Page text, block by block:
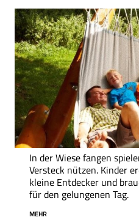
In der Wiese fangen
Versteck nützen. Kinder
kleine Entdecker und
für den gelungenen Tag.
MEHR